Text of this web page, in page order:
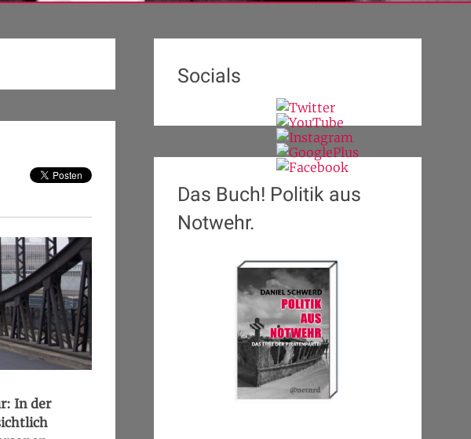
In der
Socials
Das Buch! Politik aus
Notwehr.